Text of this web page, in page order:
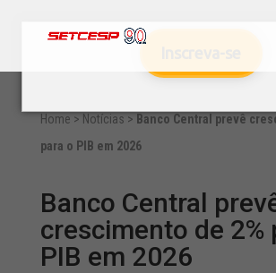
Home > Notícias > Banco Central prevê
para o PIB em 2026
Banco Central
crescimento de 2%
PIB em 2026